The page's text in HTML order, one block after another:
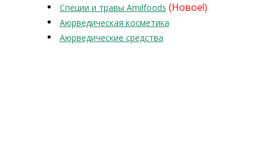
Специи и травы Amilfoods (Новое!)
Аюрведическая косметика
Аюрведические средства